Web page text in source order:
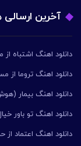
آخرین ارسالی
دانلود اهنگ اشتباه از
دانلود اهنگ تروما از
دانلود اهنگ بیمار
دانلود اهنگ تو باور
دانلود اهنگ اعتماد از